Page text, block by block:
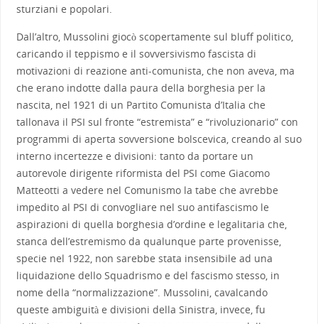
sturziani e popolari.
Dall’altro, Mussolini giocò scopertamente sul bluff politico,
caricando il teppismo e il sovversivismo fascista di
motivazioni di reazione anti-comunista, che non aveva, ma
che erano indotte dalla paura della borghesia per la
nascita, nel 1921 di un Partito Comunista d’Italia che
tallonava il PSI sul fronte “estremista” e “rivoluzionario” con
programmi di aperta sovversione bolscevica, creando al suo
interno incertezze e divisioni: tanto da portare un
autorevole dirigente riformista del PSI come Giacomo
Matteotti a vedere nel Comunismo la tabe che avrebbe
impedito al PSI di convogliare nel suo antifascismo le
aspirazioni di quella borghesia d’ordine e legalitaria che,
stanca dell’estremismo da qualunque parte provenisse,
specie nel 1922, non sarebbe stata insensibile ad una
liquidazione dello Squadrismo e del fascismo stesso, in
nome della “normalizzazione”. Mussolini, cavalcando
queste ambiguità e divisioni della Sinistra, invece, fu